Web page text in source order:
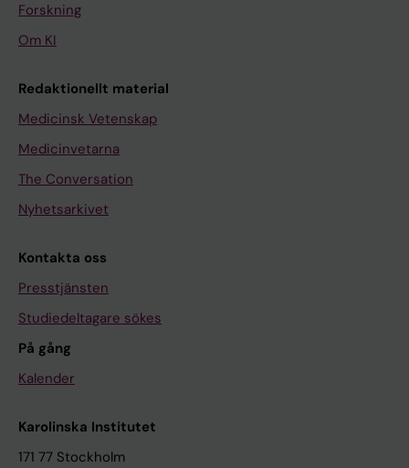
Forskning
Om KI
Redaktionellt material
Medicinsk Vetenskap
Medicinvetarna
The Conversation
Nyhetsarkivet
Kontakta oss
Presstjänsten
Studiedeltagare sökes
På gång
Kalender
Karolinska Institutet
171 77 Stockholm